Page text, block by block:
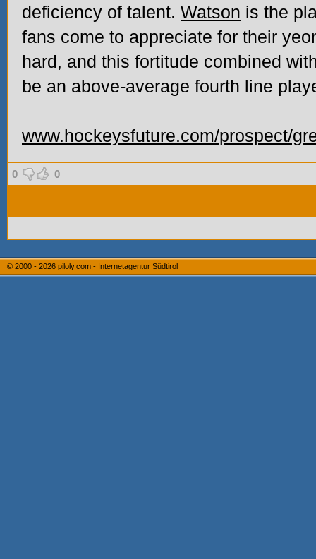
deficiency of talent. Watson is the
fans come to appreciate for their
hard, and this fortitude combined
be an above-average fourth line
www.hockeysfuture.com/prospect/
0 0
© 2000 - 2026 piloly.com - Internetagentur Südtirol